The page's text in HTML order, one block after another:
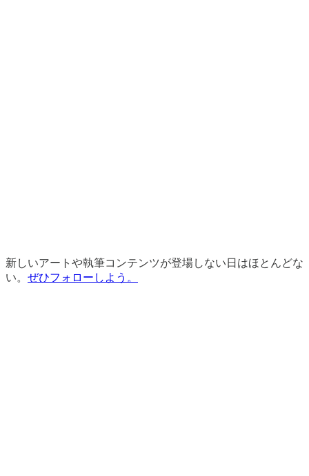
新しいアートや執筆コンテンツが登場しない日はほとんどな
い。 ぜひフォローしよう。